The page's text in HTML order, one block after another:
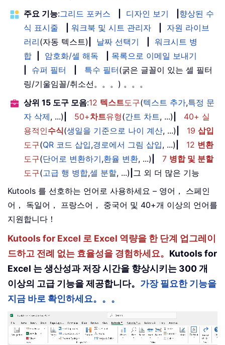
주요 기능:그리드 포커스 디자인 보기
향상된 수
식 표시줄
워크북 및 시트 관리자
자원 라이브
러리(자동 텍스트) 날짜 선택기
워크시트 병
합
암호화/셀 해독
목록으로 이메일 보내기
슈퍼 필터 특수 필터(굵은 글꼴이 있는 셀 필터
링/기울임꼴/취소선。。。) 。。。
상위 15 도구 모음:12 텍스트도구(텍스트 추가,특정 문
자 삭제, ...) 50+차트유형(간트 차트, ...)
40+ 실
용적인수식(생일을 기준으로 나이 계산, ...) 19 삽입
도구(QR 코드 삽입,경로에서 그림 삽입, ...) 12 변환
도구(단어로 변환하기,환율 변환, ...) 7 병합 및 분할
도구(고급 행 병합,셀 분할, ...) 그 외 더 많은 기능
Kutools 를 선호하는 언어로 사용하세요 – 영어， 스페인
어， 독일어， 프랑스어， 중국어 및 40+개 이상의 언어를
지원합니다！
Kutools for Excel 로 Excel 역량을 한 단계 업그레이
드하고 전례 없는 효율성을 경험하세요。 Kutools for
Excel 는 생산성과 저장 시간을 향상시키는 300 개
이상의 고급 기능을 제공합니다。 가장 필요한 기능을
지금 바로 확인하세요。。。